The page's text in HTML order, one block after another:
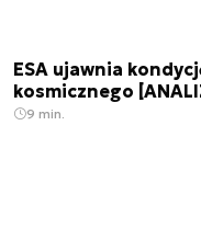
ESA ujawnia
kosmicznego
9 min.